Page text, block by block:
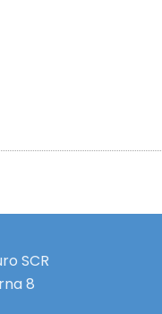
SCR
8